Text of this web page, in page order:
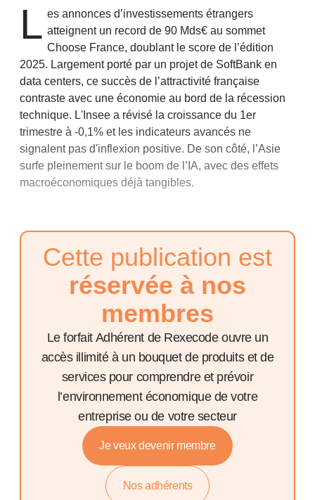
L es annonces d’investissements étrangers
atteignent un record de 90 Mds€ au sommet
Choose France, doublant le score de l’édition
2025. Largement porté par un projet de SoftBank en
data centers, ce succès de l’attractivité française
contraste avec une économie au bord de la récession
technique. L'Insee a révisé la croissance du 1er
trimestre à -0,1% et les indicateurs avancés ne
signalent pas d'inflexion positive. De son côté, l’Asie
surfe pleinement sur le boom de l’IA, avec des effets
macroéconomiques déjà tangibles.
Cette publication est
réservée à nos
membres
Le forfait Adhérent de Rexecode ouvre un
accès illimité à un bouquet de produits et de
services pour comprendre et prévoir
l’environnement économique de votre
entreprise ou de votre secteur
Je veux devenir membre
Nos adhérents